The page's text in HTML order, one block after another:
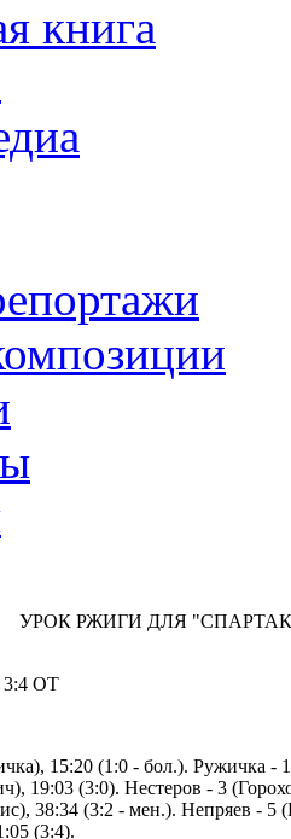
книга
УРОК РЖИГИ ДЛЯ
ОТ
15:20 (1:0 - бол.). Ружичка -
19:03 (3:0). Нестеров - 3
38:34 (3:2 - мен.). Непряев - 5
(3:4).